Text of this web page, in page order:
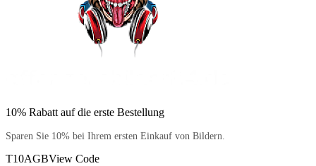
10% Rabatt auf die erste Bestellung
Sparen Sie 10% bei Ihrem ersten Einkauf von Bildern.
T10AGBView Code